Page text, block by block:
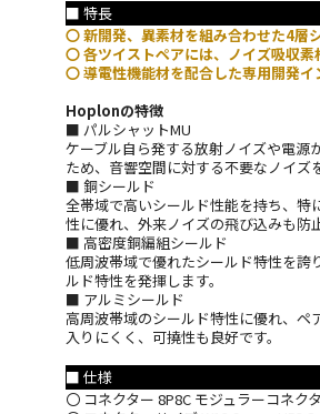
■ 特長
〇 新開発、異素材を組み合わせた4
〇 各ツイストペアには、ノイズ吸収
〇 導電性機能材を配合した専用開発イ
Hoplonの特徴
■ パルシャットMU
ケーブル自ら発する放射ノイズや電源
ため、音響空間に対する不要なノイズ
■ 銅シールド
全帯域で高いシールド性能を持ち、特
性に優れ、外来ノイズの飛び込みも防
■ 高密度銅編組シールド
低周波帯域で優れたシールド特性を誇
ルド特性を発揮します。
■ アルミシールド
高周波帯域のシールド特性に優れ、
入りにくく、可撓性も良好です。
■ 仕様
〇 コネクター 8P8C モジュラーコネク